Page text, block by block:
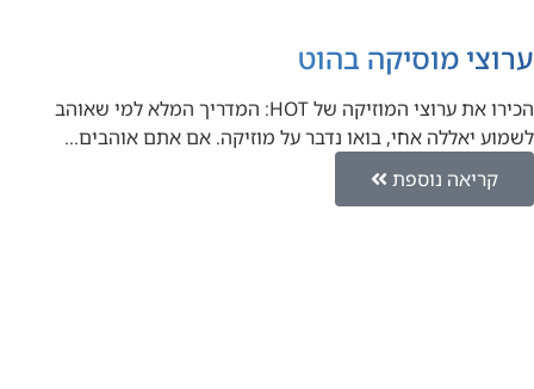
ערוצי מוסיקה בהוט
הכירו את ערוצי המוזיקה של HOT: המדריך המלא למי שאוהב
לשמוע יאללה אחי, בואו נדבר על מוזיקה. אם אתם אוהבים…
קריאה נוספת